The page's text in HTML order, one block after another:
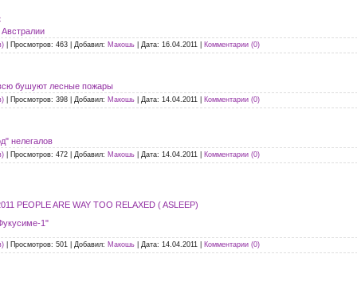
Просмотров: 463 Добавил: Макошь Дата: 16.04.2011 Комментарии (0)
бушуют лесные пожары
Просмотров: 398 Добавил: Макошь Дата: 14.04.2011 Комментарии (0)
нелегалов
Просмотров: 472 Добавил: Макошь Дата: 14.04.2011 Комментарии (0)
PEOPLE ARE WAY TOO RELAXED ( ASLEEP)
1"
Просмотров: 501 Добавил: Макошь Дата: 14.04.2011 Комментарии (0)